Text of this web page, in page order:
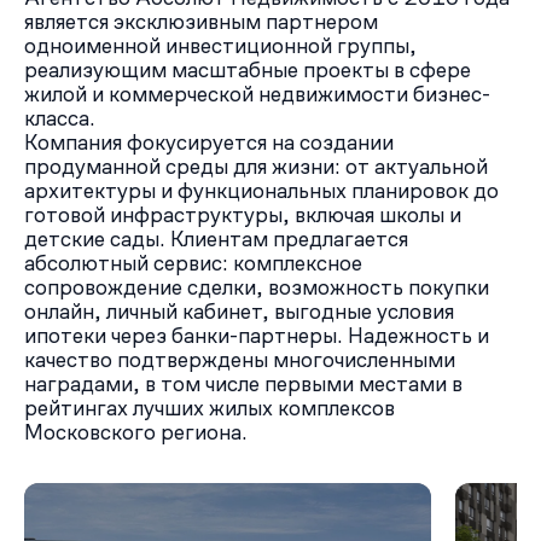
является эксклюзивным партнером
одноименной инвестиционной группы,
реализующим масштабные проекты в сфере
жилой и коммерческой недвижимости бизнес-
класса.
Компания фокусируется на создании
продуманной среды для жизни: от актуальной
архитектуры и функциональных планировок до
готовой инфраструктуры, включая школы и
детские сады. Клиентам предлагается
абсолютный сервис: комплексное
сопровождение сделки, возможность покупки
онлайн, личный кабинет, выгодные условия
ипотеки через банки-партнеры. Надежность и
качество подтверждены многочисленными
наградами, в том числе первыми местами в
рейтингах лучших жилых комплексов
Московского региона.